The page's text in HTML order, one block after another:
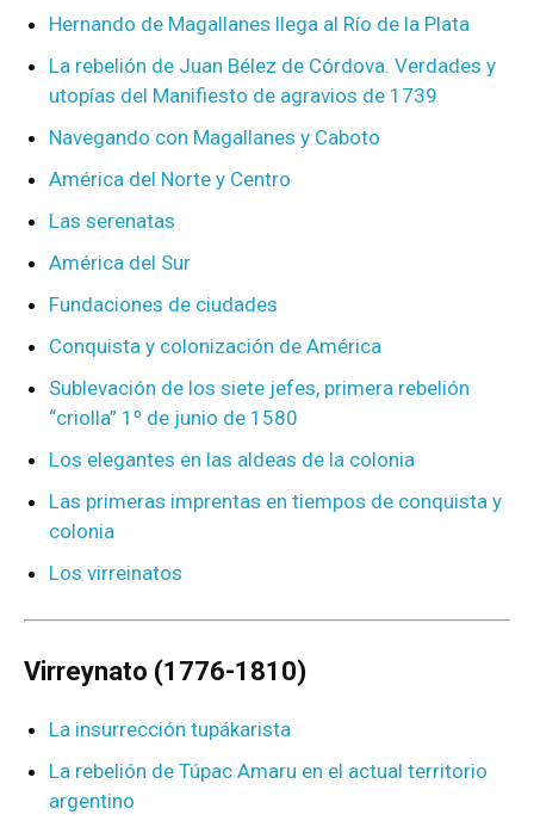
Hernando de Magallanes llega al Río de la Plata
La rebelión de Juan Bélez de Córdova. Verdades y
utopías del Manifiesto de agravios de 1739
Navegando con Magallanes y Caboto
América del Norte y Centro
Las serenatas
América del Sur
Fundaciones de ciudades
Conquista y colonización de América
Sublevación de los siete jefes, primera rebelión
“criolla” 1º de junio de 1580
Los elegantes en las aldeas de la colonia
Las primeras imprentas en tiempos de conquista y
colonia
Los virreinatos
Virreynato (1776-1810)
La insurrección tupákarista
La rebelión de Túpac Amaru en el actual territorio
argentino